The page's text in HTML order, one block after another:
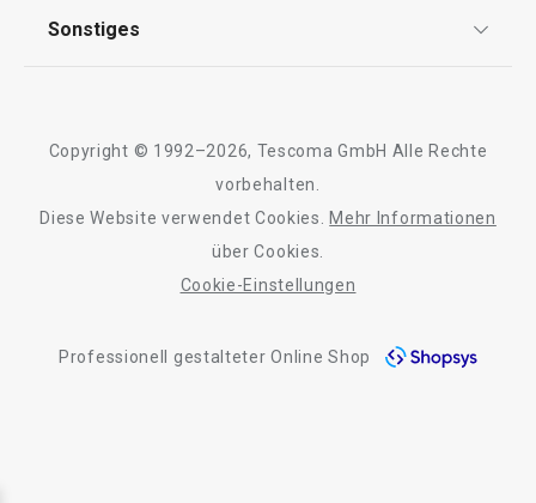
Kontaktformular
Qualität
Sonstiges
Barrierefreiheit
Copyright © 1992–2026, Tescoma GmbH Alle Rechte
vorbehalten.
Diese Website verwendet Cookies.
Mehr Informationen
über Cookies.
Cookie-Einstellungen
Professionell gestalteter Online Shop